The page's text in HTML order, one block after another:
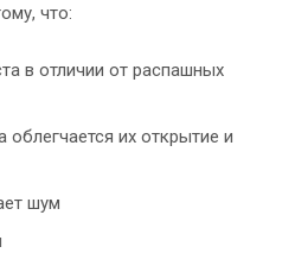
что:
в отличии от распашных
облегчается их открытие и
шум